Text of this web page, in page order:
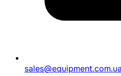
sales@equipment.com.ua